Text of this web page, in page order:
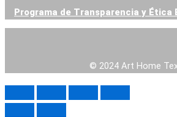
Programa de Transparencia y Ética
© 2024 Art Home